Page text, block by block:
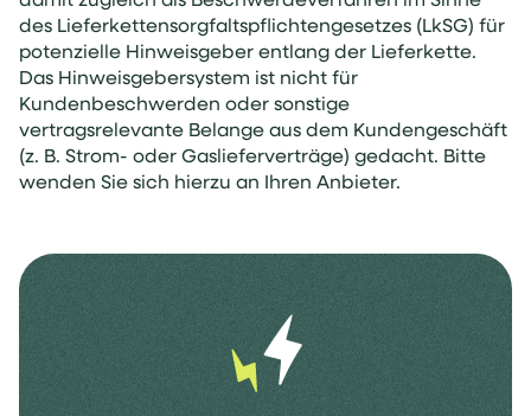
des Lieferkettensorgfaltspflichtengesetzes (LkSG) für
potenzielle Hinweisgeber entlang der Lieferkette.
Das Hinweisgebersystem ist nicht für
Kundenbeschwerden oder sonstige
vertragsrelevante Belange aus dem Kundengeschäft
(z. B. Strom- oder Gaslieferverträge) gedacht. Bitte
wenden Sie sich hierzu an Ihren Anbieter.